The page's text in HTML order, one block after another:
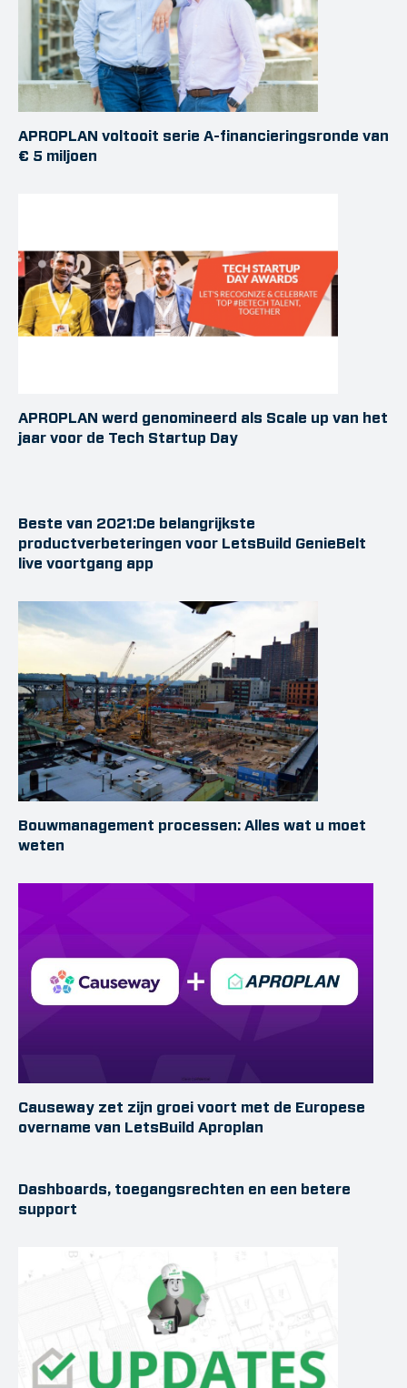
APROPLAN voltooit serie A-financieringsronde van
€ 5 miljoen
APROPLAN werd genomineerd als Scale up van het
jaar voor de Tech Startup Day
Beste van 2021:De belangrijkste
productverbeteringen voor LetsBuild GenieBelt
live voortgang app
Bouwmanagement processen: Alles wat u moet
weten
Causeway zet zijn groei voort met de Europese
overname van LetsBuild Aproplan
Dashboards, toegangsrechten en een betere
support